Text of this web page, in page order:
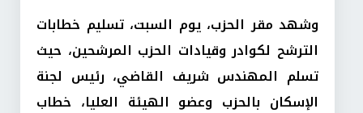
وشهد مقر الحزب، يوم السبت، تسليم خطابات
الترشح لكوادر وقيادات الحزب المرشحين، حيث
تسلم المهندس شريف القاضي، رئيس لجنة
الإسكان بالحزب وعضو الهيئة العليا، خطاب